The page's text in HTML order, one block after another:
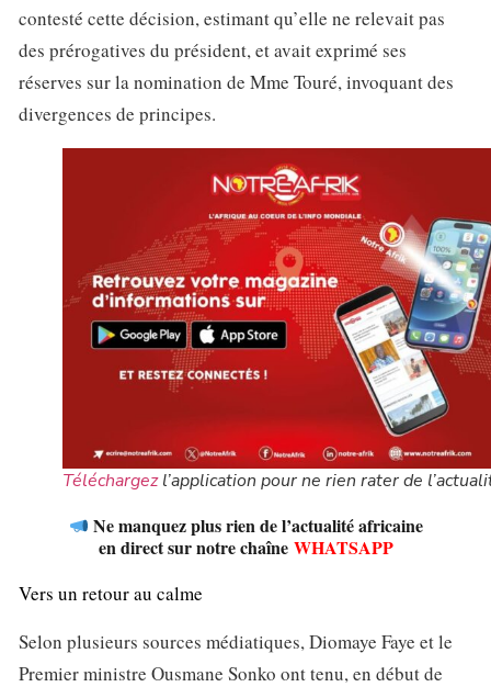
contesté cette décision, estimant qu’elle ne relevait pas
des prérogatives du président, et avait exprimé ses
réserves sur la nomination de Mme Touré, invoquant des
divergences de principes.
Téléchargezl’application pour ne rien rater de
Ne manquez plus rien de l’actualité africaine
en direct sur notre chaîne WHATSAPP
Vers un retour au calme
Selon plusieurs sources médiatiques, Diomaye Faye et le
Premier ministre Ousmane Sonko ont tenu, en début de